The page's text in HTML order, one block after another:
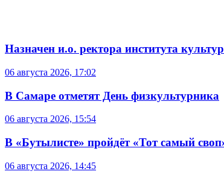
Назначен и.о. ректора института
06 августа 2026, 17:02
В Самаре отметят День физкультурника
06 августа 2026, 15:54
В «Бутылисте» пройдёт «Тот самый
06 августа 2026, 14:45